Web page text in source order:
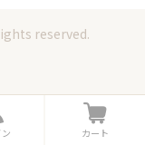
reserved.
ロ
グ
カ
ー
カート